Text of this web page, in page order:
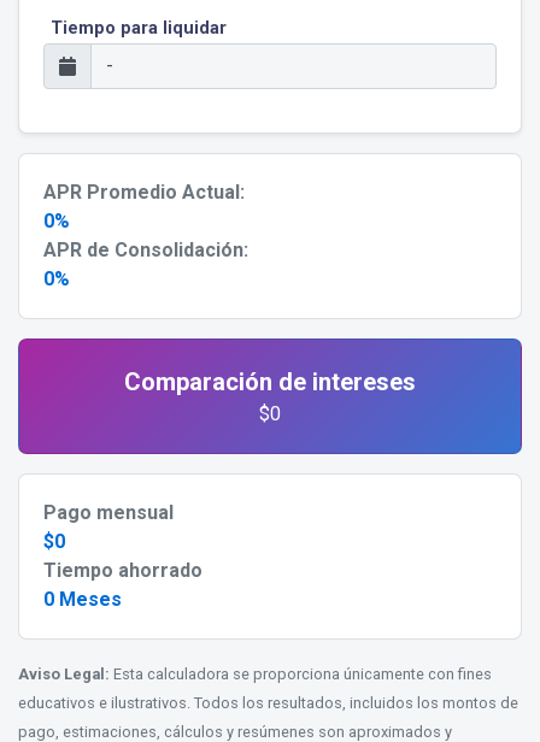
Tiempo para liquidar
APR Promedio Actual:
0%
APR de Consolidación:
0%
Comparación de intereses
$0
Pago mensual
$0
Tiempo ahorrado
0 Meses
Aviso Legal: Esta calculadora se proporciona únicamente con fines
educativos e ilustrativos. Todos los resultados, incluidos los montos de
pago, estimaciones, cálculos y resúmenes son aproximados y